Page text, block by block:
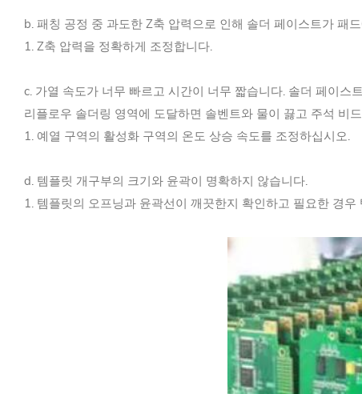
b. 패칭 공정 중 과도한 Z축 압력으로 인해 솔더 페이스트가 패
1. Z축 압력을 정확하게 조정합니다.
c. 가열 속도가 너무 빠르고 시간이 너무 짧습니다. 솔더 페이스
리플로우 솔더링 영역에 도달하면 솔벤트와 물이 끓고 주석 비
1. 예열 구역의 활성화 구역의 온도 상승 속도를 조정하십시오.
d. 템플릿 개구부의 크기와 윤곽이 명확하지 않습니다.
1. 템플릿의 오프닝과 윤곽선이 깨끗한지 확인하고 필요한 경우